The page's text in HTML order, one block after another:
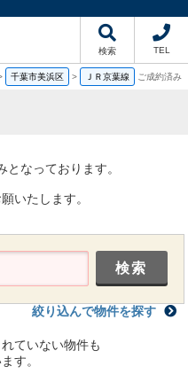
検索 TEL
千葉市美浜区 > ＪＲ京葉線 ご成約済み
なっております。
いたします。
絞り込んで物件を探す
ていない物件も
す。